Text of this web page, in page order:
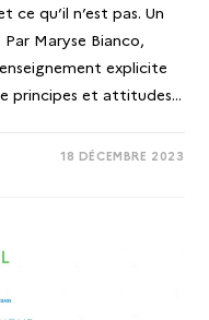
ce qu’il n’est pas. Un
Maryse Bianco,
explicite
principes et attitudes…
18 DÉCEMBRE 2023